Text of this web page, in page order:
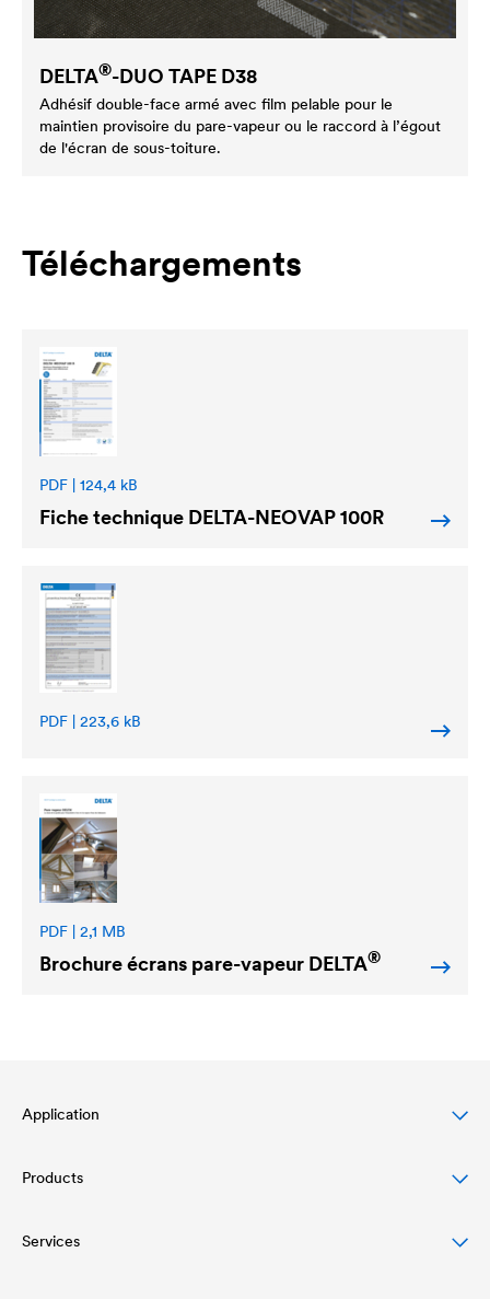
DELTA®-DUO TAPE D38
Adhésif double-face armé avec film pelable pour le
maintien provisoire du pare-vapeur ou le raccord à l’égout
de l'écran de sous-toiture.
Téléchargements
PDF | 124,4 kB
Fiche technique DELTA-NEOVAP 100R
PDF | 223,6 kB
PDF | 2,1 MB
Brochure écrans pare-vapeur DELTA®
Application
Protection des toitures en pente
Protection des façades ventilées
Products
Écrans de sous-toiture
Services